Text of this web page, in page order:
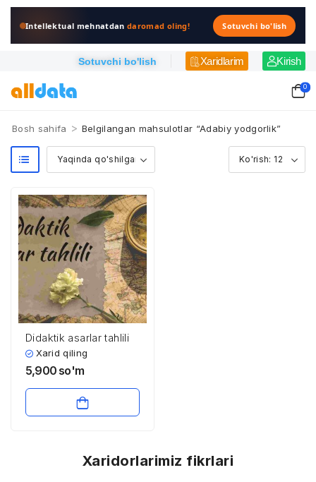
Intellektual mehnatdandaromad oling! Sotuvchi bo'lish
Sotuvchi bo'lish Xaridlarim Kirish
0
Bosh sahifa > Belgilangan mahsulotlar “Adabiy yodgorlik”
Didaktik asarlar tahlili
Xarid qiling
5,900 so'm
Xaridorlarimiz fikrlari